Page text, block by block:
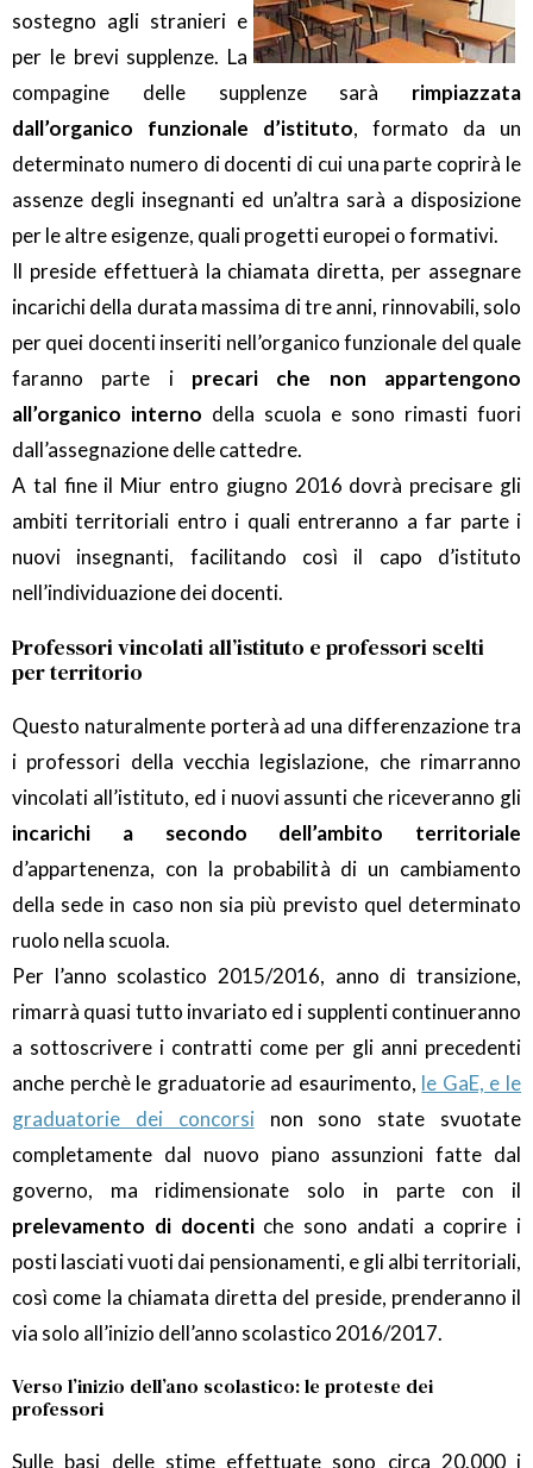
sostegno agli stranieri e
per le brevi supplenze. La
compagine delle supplenze sarà rimpiazzata
dall’organico funzionale d’istituto, formato da un
determinato numero di docenti di cui una parte coprirà le
assenze degli insegnanti ed un’altra sarà a disposizione
per le altre esigenze, quali progetti europei o formativi.
Il preside effettuerà la chiamata diretta, per assegnare
incarichi della durata massima di tre anni, rinnovabili, solo
per quei docenti inseriti nell’organico funzionale del quale
faranno parte i precari che non appartengono
all’organico interno della scuola e sono rimasti fuori
dall’assegnazione delle cattedre.
A tal fine il Miur entro giugno 2016 dovrà precisare gli
ambiti territoriali entro i quali entreranno a far parte i
nuovi insegnanti, facilitando così il capo d’istituto
nell’individuazione dei docenti.
Professori vincolati all’istituto e professori scelti
per territorio
Questo naturalmente porterà ad una differenzazione tra
i professori della vecchia legislazione, che rimarranno
vincolati all’istituto, ed i nuovi assunti che riceveranno gli
incarichi a secondo dell’ambito territoriale
d’appartenenza, con la probabilità di un cambiamento
della sede in caso non sia più previsto quel determinato
ruolo nella scuola.
Per l’anno scolastico 2015/2016, anno di transizione,
rimarrà quasi tutto invariato ed i supplenti continueranno
a sottoscrivere i contratti come per gli anni precedenti
anche perchè le graduatorie ad esaurimento, le GaE, e le
graduatorie dei concorsinon sono state svuotate
completamente dal nuovo piano assunzioni fatte dal
governo, ma ridimensionate solo in parte con il
prelevamento di docentiche sono andati a coprire i
posti lasciati vuoti dai pensionamenti, e gli albi territoriali,
così come la chiamata diretta del preside, prenderanno il
via solo all’inizio dell’anno scolastico 2016/2017.
Verso l’inizio dell’ano scolastico: le proteste dei
professori
Sulle basi delle stime effettuate sono circa 20.000 i